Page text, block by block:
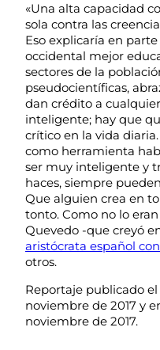
«Una alta capacidad
sola contra las
Eso explicaría en
occidental mejor
sectores de la
pseudocientíficas,
dan crédito a
inteligente; hay que
crítico en la vida
como herramienta
ser muy inteligente y
haces, siempre
Que alguien crea en
tonto. Como no lo
Quevedo -que creyó
aristócrata español
otros.
Reportaje publicado
noviembre de 2017 y
noviembre de 2017.